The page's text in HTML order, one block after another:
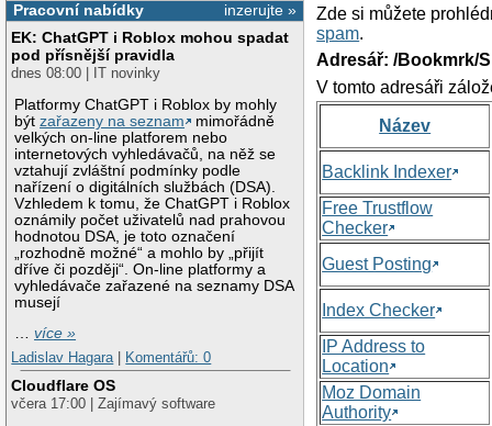
inzerujte »
Pracovní nabídky
EK: ChatGPT i Roblox mohou spadat
pod přísnější pravidla
dnes 08:00 | IT novinky
Platformy ChatGPT i Roblox by mohly
býtzařazeny na seznam
mimořádně
velkých on-line platforem nebo
internetových vyhledávačů, na něž se
vztahují zvláštní podmínky podle
nařízení o digitálních službách (DSA).
Vzhledem k tomu, že ChatGPT i Roblox
oznámily počet uživatelů nad prahovou
hodnotou DSA, je toto označení
„rozhodně možné“ a mohlo by „přijít
dříve či později“. On-line platformy a
vyhledávače zařazené na seznamy DSA
musejí
…více »
Ladislav Hagara
Komentářů: 0
Cloudflare OS
včera 17:00 | Zajímavý software
Zde si můžete
spam.
Adresář: /Bookmrk/
V tomto adresáři
Název
Backlink Indexer
Free Trustflow
Checker
Guest Posting
Index Checker
IP Address to
Location
Moz Domain
Authority